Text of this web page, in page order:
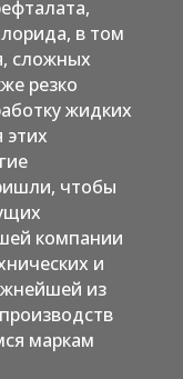
в том
сложных
резко
жидких
этих
чтобы
компании
и
из
маркам